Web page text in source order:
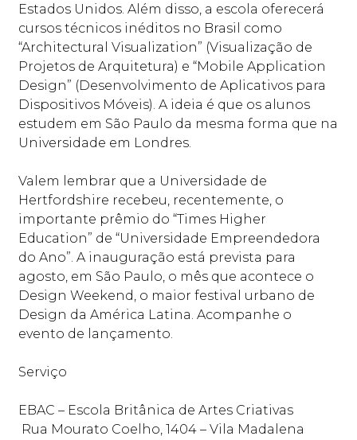
Estados Unidos. Além disso, a escola oferecerá
cursos técnicos inéditos no Brasil como
“Architectural Visualization” (Visualização de
Projetos de Arquitetura) e “Mobile Application
Design” (Desenvolvimento de Aplicativos para
Dispositivos Móveis). A ideia é que os alunos
estudem em São Paulo da mesma forma que na
Universidade em Londres.
Valem lembrar que a Universidade de
Hertfordshire recebeu, recentemente, o
importante prêmio do “Times Higher
Education” de “Universidade Empreendedora
do Ano”. A inauguração está prevista para
agosto, em São Paulo, o mês que acontece o
Design Weekend, o maior festival urbano de
Design da América Latina. Acompanhe o
evento de lançamento.
Serviço
EBAC – Escola Britânica de Artes Criativas
Rua Mourato Coelho, 1404 – Vila Madalena